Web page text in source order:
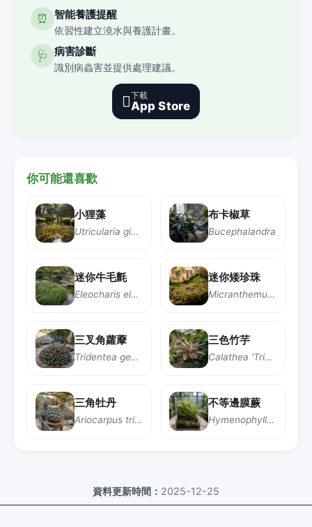
⏰ 智能養護提醒
依習性建立澆水與養護計畫。
🩺 病害診斷
識別病蟲害並提供處理建議。
下載
App Store
你可能還喜歡
小狸藻
Utricularia gibba
布卡椒草
Bucephalandra
迷你牛毛氈
Eleocharis elegans
迷你矮珍珠
Micranthemum umbrosum
三叉角蘿藦
Tridentea gemmiflora
三色竹芋
Calathea 'Triostar'
三角牡丹
Ariocarpus trigonus
不等邊膜蕨
Hymenophyllum inaequale
資料更新時間： 2025-12-25